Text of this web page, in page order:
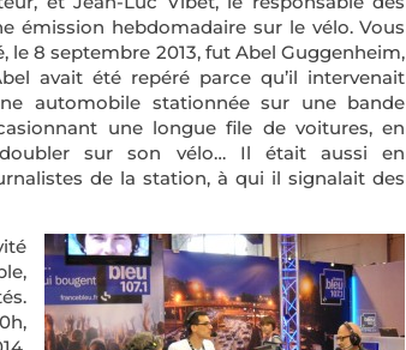
émission hebdomadaire sur le vélo. Vous
le 8 septembre 2013, fut Abel Guggenheim,
avait été repéré parce qu’il intervenait
automobile stationnée sur une bande
une longue file de voitures, en
sur son vélo… Il était aussi en
de la station, à qui il signalait des